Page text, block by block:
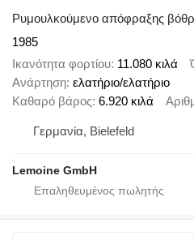
Ρυμουλκούμενο απόφραξης
1985
Ικανότητα φορτίου 11.080 κιλά
Ανάρτηση ελατήριο/ελατήριο
Καθαρό βάρος 6.920 κιλά
Γερμανία, Bielefeld
Lemoine GmbH